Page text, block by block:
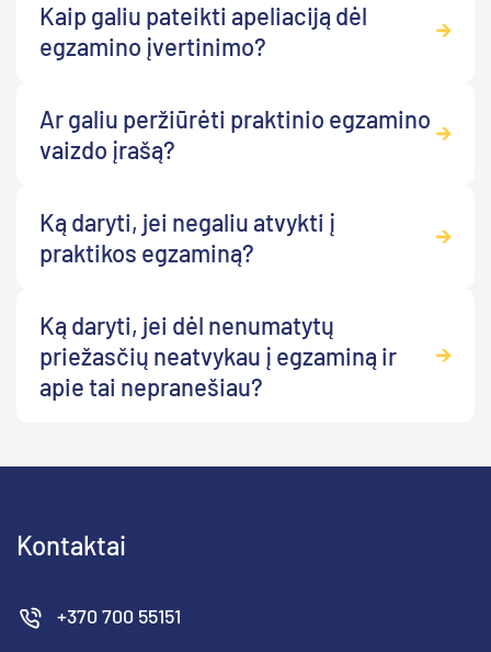
Kaip galiu pateikti apeliaciją dėl
egzamino įvertinimo?
Ar galiu peržiūrėti praktinio egzamino
vaizdo įrašą?
Ką daryti, jei negaliu atvykti į
praktikos egzaminą?
Ką daryti, jei dėl nenumatytų
priežasčių neatvykau į egzaminą ir
apie tai nepranešiau?
Kontaktai
+370 700 55151